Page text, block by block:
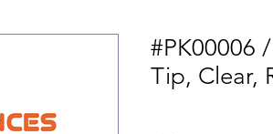
#PK00006
Tip, Clear,